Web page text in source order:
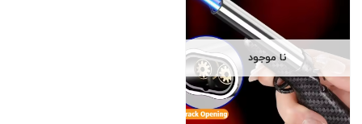
نا موجود